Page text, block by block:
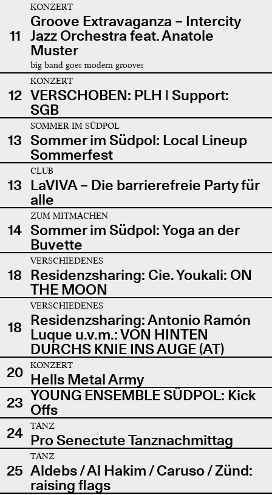
11
KONZERT
Groove Extravaganza – Intercity
Jazz Orchestra feat. Anatole
Muster
big band goes modern grooves
12
KONZERT
VERSCHOBEN: PLH | Support:
SGB
13
SOMMER IM SÜDPOL
Sommer im Südpol: Local Lineup
Sommerfest
13
CLUB
LaVIVA – Die barrierefreie Party für
alle
14
ZUM MITMACHEN
Sommer im Südpol: Yoga an der
Buvette
18
VERSCHIEDENES
Residenzsharing: Cie. Youkali: ON
THE MOON
18
VERSCHIEDENES
Residenzsharing: Antonio Ramón
Luque u.v.m.: VON HINTEN
DURCHS KNIE INS AUGE (AT)
20
KONZERT
Hells Metal Army
23 YOUNG ENSEMBLE SÜDPOL: Kick
Offs
24
TANZ
Pro Senectute Tanznachmittag
25
TANZ
Aldebs / Al Hakim / Caruso / Zünd:
raising flags